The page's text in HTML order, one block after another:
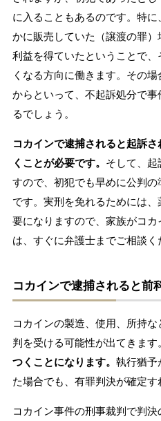
に入ることもあるのです。特
かに販売していた（譲渡の罪
利益を得ていたということで
くなる方向に働きます。その
からといって、不起訴処分で
るでしょう。
コカインで逮捕されると起訴
くことが必要です。 そして、起
すので、初犯でも早めに公判
です。実刑を免れるためには
要になりますので、家族がコ
は、すぐに弁護士までご相談く
コカインで逮捕されると前
コカインの製造、使用、所持
判を受ける可能性が出てきます
つくことになります。 執行猶予
た場合でも、有罪判決が確定す
コカイン事件の刑事裁判で判